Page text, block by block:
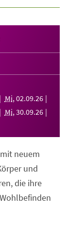
Mi, 02.09.26
Mi, 30.09.26
neuem
und
die ihre